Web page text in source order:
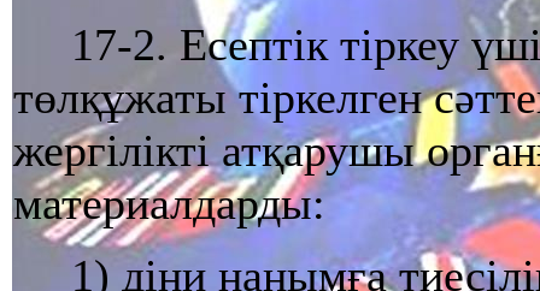
17-2. Есептiк тiркеу
төлқұжаты тiркелген
жергiліктi атқарушы
материалдарды:
1) дiни нанымға